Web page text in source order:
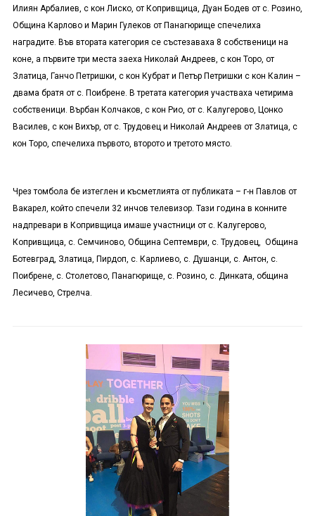
Илиян Арбалиев, с кон Лиско, от Копривщица, Дуан Бодев от с. Розино,
Община Карлово и Марин Гулеков от Панагюрище спечелиха
наградите. Във втората категория се състезаваха 8 собственици на
коне, а първите три места заеха Николай Андреев, с кон Торо, от
Златица, Ганчо Петришки, с кон Кубрат и Петър Петришки с кон Калин –
двама братя от с. Поибрене. В третата категория участваха четирима
собственици. Върбан Колчаков, с кон Рио, от с. Калугерово, Цонко
Василев, с кон Вихър, от с. Трудовец и Николай Андреев от Златица, с
кон Торо, спечелиха първото, второто и третото място.
Чрез томбола бе изтеглен и късметлията от публиката – г-н Павлов от
Вакарел, който спечели 32 инчов телевизор. Тази година в конните
надпревари в Копривщица имаше участници от с. Калугерово,
Копривщица, с. Семчиново, Община Септември, с. Трудовец, Община
Ботевград, Златица, Пирдоп, с. Карлиево, с. Душанци, с. Антон, с.
Поибрене, с. Столетово, Панагюрище, с. Розино, с. Динката, община
Лесичево, Стрелча.